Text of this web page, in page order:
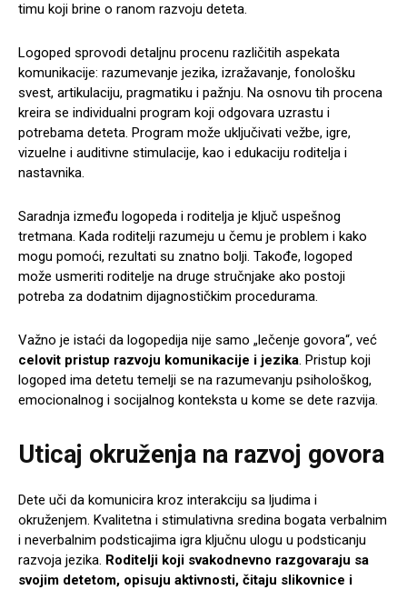
timu koji brine o ranom razvoju deteta.
Logoped sprovodi detaljnu procenu različitih aspekata
komunikacije: razumevanje jezika, izražavanje, fonološku
svest, artikulaciju, pragmatiku i pažnju. Na osnovu tih procena
kreira se individualni program koji odgovara uzrastu i
potrebama deteta. Program može uključivati vežbe, igre,
vizuelne i auditivne stimulacije, kao i edukaciju roditelja i
nastavnika.
Saradnja između logopeda i roditelja je ključ uspešnog
tretmana. Kada roditelji razumeju u čemu je problem i kako
mogu pomoći, rezultati su znatno bolji. Takođe, logoped
može usmeriti roditelje na druge stručnjake ako postoji
potreba za dodatnim dijagnostičkim procedurama.
Važno je istaći da logopedija nije samo „lečenje govora“, već
celovit pristup razvoju komunikacije i jezika. Pristup koji
logoped ima detetu temelji se na razumevanju psihološkog,
emocionalnog i socijalnog konteksta u kome se dete razvija.
Uticaj okruženja na razvoj govora
Dete uči da komunicira kroz interakciju sa ljudima i
okruženjem. Kvalitetna i stimulativna sredina bogata verbalnim
i neverbalnim podsticajima igra ključnu ulogu u podsticanju
razvoja jezika. Roditelji koji svakodnevno razgovaraju sa
svojim detetom, opisuju aktivnosti, čitaju slikovnice i